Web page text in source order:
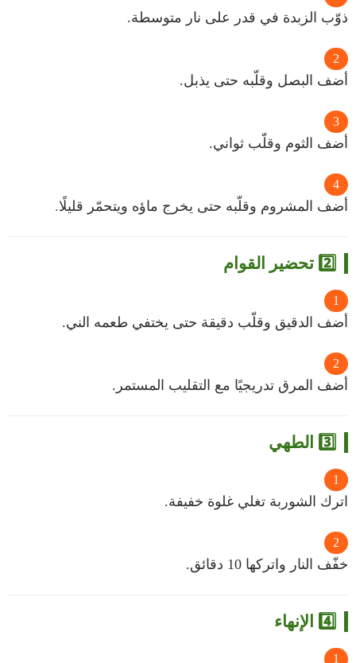
ذوّب الزبدة في قدر على نار متوسطة.
أضف البصل وقلّبه حتى يذبل.
أضف الثوم وقلّب ثواني.
أضف المشروم وقلّبه حتى يخرج ماؤه ويتحمّر قليلًا.
2️⃣ تحضير القوام
أضف الدقيق وقلّب دقيقة حتى يختفي طعمه الني.
أضف المرق تدريجيًا مع التقليب المستمر.
3️⃣ الطهي
اترك الشوربة تغلي غلوة خفيفة.
خفّف النار واتركها 10 دقائق.
4️⃣ الإنهاء